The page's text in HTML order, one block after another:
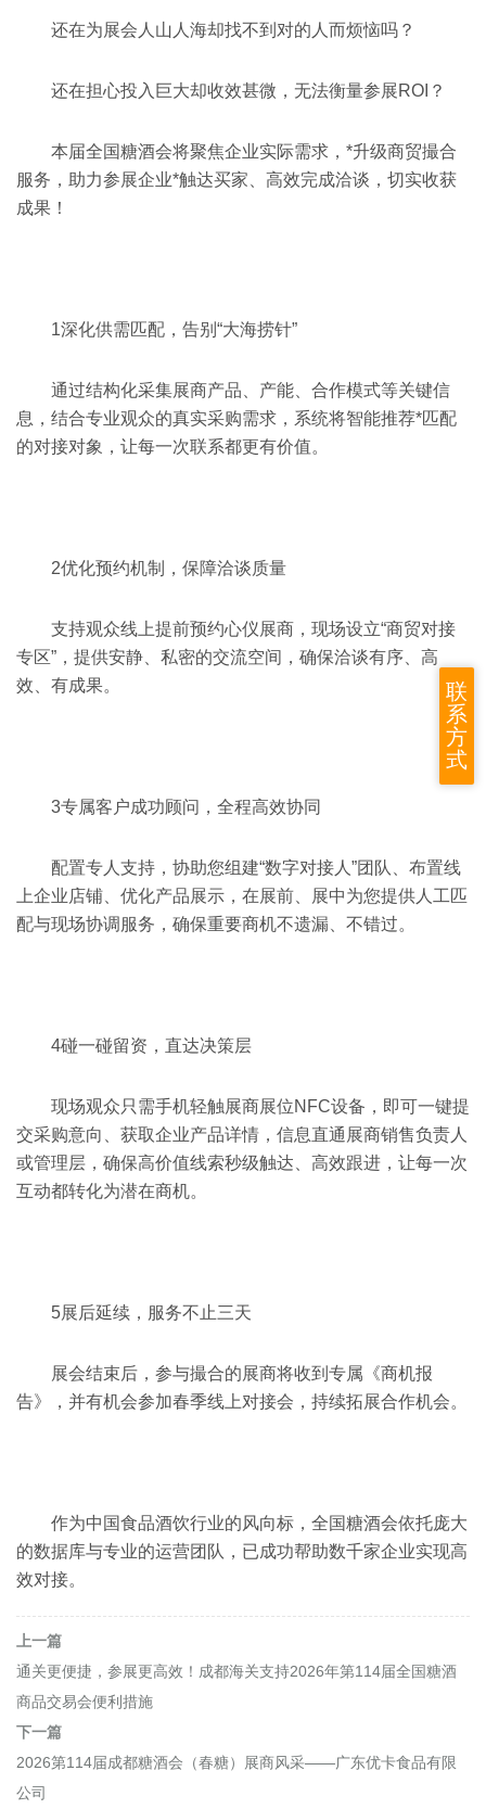
还在为展会人山人海却找不到对的人而烦恼吗？
还在担心投入巨大却收效甚微，无法衡量参展ROI？
本届全国糖酒会将聚焦企业实际需求，*升级商贸撮合
服务，助力参展企业*触达买家、高效完成洽谈，切实收获
成果！
1深化供需匹配，告别“大海捞针”
通过结构化采集展商产品、产能、合作模式等关键信
息，结合专业观众的真实采购需求，系统将智能推荐*匹配
的对接对象，让每一次联系都更有价值。
2优化预约机制，保障洽谈质量
支持观众线上提前预约心仪展商，现场设立“商贸对接
专区”，提供安静、私密的交流空间，确保洽谈有序、高
效、有成果。
3专属客户成功顾问，全程高效协同
配置专人支持，协助您组建“数字对接人”团队、布置线
上企业店铺、优化产品展示，在展前、展中为您提供人工匹
配与现场协调服务，确保重要商机不遗漏、不错过。
4碰一碰留资，直达决策层
现场观众只需手机轻触展商展位NFC设备，即可一键提
交采购意向、获取企业产品详情，信息直通展商销售负责人
或管理层，确保高价值线索秒级触达、高效跟进，让每一次
互动都转化为潜在商机。
5展后延续，服务不止三天
展会结束后，参与撮合的展商将收到专属《商机报
告》，并有机会参加春季线上对接会，持续拓展合作机会。
作为中国食品酒饮行业的风向标，全国糖酒会依托庞大
的数据库与专业的运营团队，已成功帮助数千家企业实现高
效对接。
上一篇
通关更便捷，参展更高效！成都海关支持2026年第114届全国糖酒
商品交易会便利措施
下一篇
2026第114届成都糖酒会（春糖）展商风采——广东优卡食品有限
公司
联
系
方
式